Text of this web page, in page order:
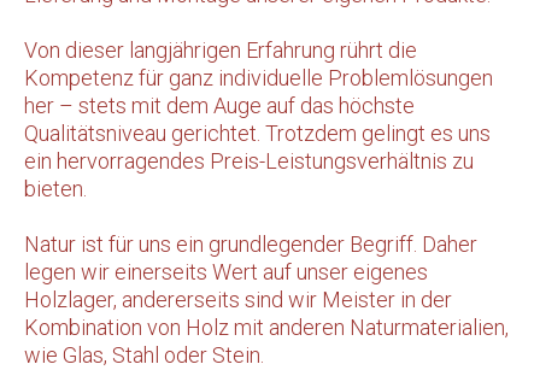
Von dieser langjährigen Erfahrung rührt die
Kompetenz für ganz individuelle Problemlösungen
her – stets mit dem Auge auf das höchste
Qualitätsniveau gerichtet. Trotzdem gelingt es uns
ein hervorragendes Preis-Leistungsverhältnis zu
bieten.
Natur ist für uns ein grundlegender Begriff. Daher
legen wir einerseits Wert auf unser eigenes
Holzlager, andererseits sind wir Meister in der
Kombination von Holz mit anderen Naturmaterialien,
wie Glas, Stahl oder Stein.